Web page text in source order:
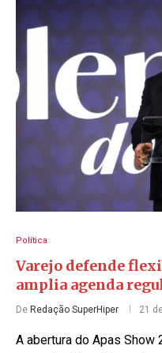
Política
Varejo defende
amplia agenda
De Redação SuperHiper 21
A abertura do Apas Show